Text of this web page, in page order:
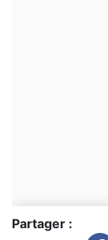
Partager :